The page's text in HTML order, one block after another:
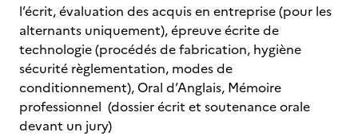
l’écrit, évaluation des acquis en entreprise (pour les
alternants uniquement), épreuve écrite de
technologie (procédés de fabrication, hygiène
sécurité règlementation, modes de
conditionnement), Oral d’Anglais, Mémoire
professionnel (dossier écrit et soutenance orale
devant un jury)